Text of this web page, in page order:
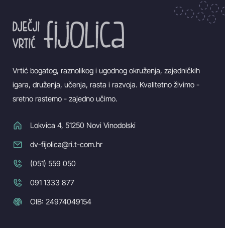
Vrtić bogatog, raznolikog i ugodnog okruženja, zajedničkih
igara, druženja, učenja, rasta i razvoja. Kvalitetno živimo -
sretno rastemo - zajedno učimo.
Lokvica 4, 51250 Novi Vinodolski
dv-fijolica@ri.t-com.hr
(051) 559 050
091 1333 877
OIB: 24974049154